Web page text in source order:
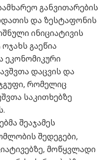
განვითარების
და ზესტაფონის
ინიციატივის
გაეწია
ეკონომიკური
დაცვის და
რომელიც
საკითხებზე
შეაჯამეს
შედეგები,
მოწყვლადი